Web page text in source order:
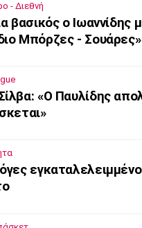
- Διεθνή
βασικός ο Ιωαννίδης
Μπόρζες - Σουάρες»
«Ο Παυλίδης